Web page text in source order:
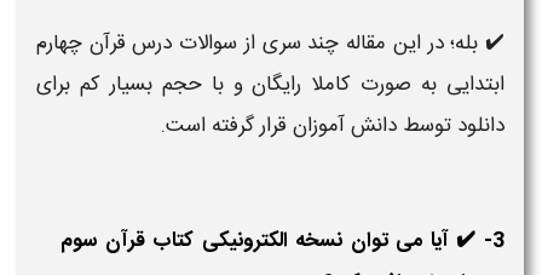
✔️ بله؛ در این مقاله چند سری از سوالات درس قرآن چهارم
ابتدایی به صورت کاملا رایگان و با حجم بسیار کم برای
دانلود توسط دانش آموزان قرار گرفته است.
3- ✔️ آیا می توان نسخه الکترونیکی کتاب قرآن سوم